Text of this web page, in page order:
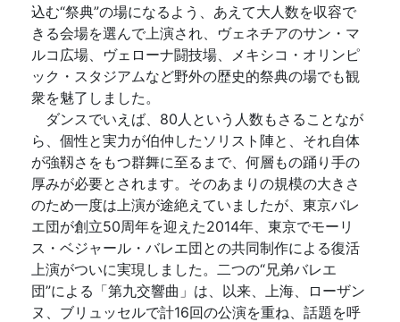
込む“祭典”の場になるよう、あえて大人数を収容で
きる会場を選んで上演され、ヴェネチアのサン・マ
ルコ広場、ヴェローナ闘技場、メキシコ・オリンピ
ック・スタジアムなど野外の歴史的祭典の場でも観
衆を魅了しました。
ダンスでいえば、80人という人数もさることなが
ら、個性と実力が伯仲したソリスト陣と、それ自体
が強靱さをもつ群舞に至るまで、何層もの踊り手の
厚みが必要とされます。そのあまりの規模の大きさ
のため一度は上演が途絶えていましたが、東京バレ
エ団が創立50周年を迎えた2014年、東京でモーリ
ス・ベジャール・バレエ団との共同制作による復活
上演がついに実現しました。二つの“兄弟バレエ
団”による「第九交響曲」は、以来、上海、ローザン
ヌ、ブリュッセルで計16回の公演を重ね、話題を呼